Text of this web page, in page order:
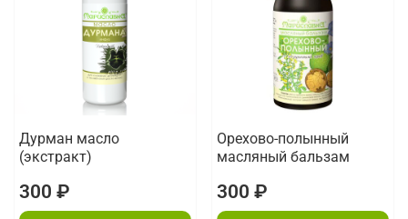
Дурман масло
(экстракт)
300 ₽
Орехово-полынный
масляный бальзам
300 ₽